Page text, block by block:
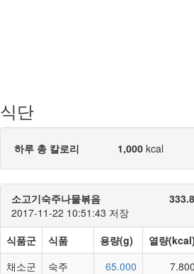
식단
하루 총 칼로리 1,000kcal
소고기숙주나물볶음
2017-11-22 10:51:43 저장
식품군
식품 용량(g) 열량(kcal)
채소군
숙주 65.000 7.800